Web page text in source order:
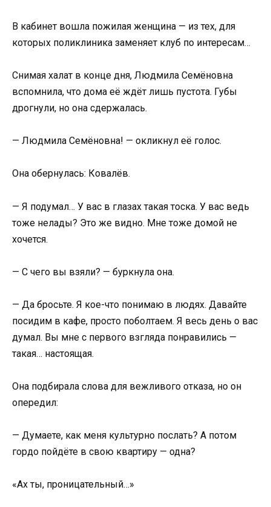
В кабинет вошла пожилая женщина — из тех, для
которых поликлиника заменяет клуб по интересам…
Снимая халат в конце дня, Людмила Семёновна
вспомнила, что дома её ждёт лишь пустота. Губы
дрогнули, но она сдержалась.
— Людмила Семёновна! — окликнул её голос.
Она обернулась: Ковалёв.
— Я подумал… У вас в глазах такая тоска. У вас ведь
тоже нелады? Это же видно. Мне тоже домой не
хочется.
— С чего вы взяли? — буркнула она.
— Да бросьте. Я кое-что понимаю в людях. Давайте
посидим в кафе, просто поболтаем. Я весь день о вас
думал. Вы мне с первого взгляда понравились —
такая… настоящая.
Она подбирала слова для вежливого отказа, но он
опередил:
— Думаете, как меня культурно послать? А потом
гордо пойдёте в свою квартиру — одна?
«Ах ты, проницательный…»